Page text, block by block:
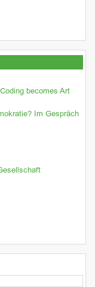
becomes Art
Im Gespräch